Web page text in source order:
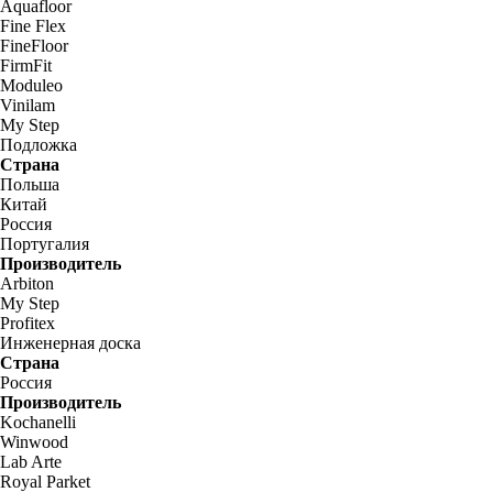
Aquafloor
Fine Flex
FineFloor
FirmFit
Moduleo
Vinilam
My Step
Подложка
Страна
Польша
Китай
Россия
Португалия
Производитель
Arbiton
My Step
Profitex
Инженерная доска
Страна
Россия
Производитель
Kochanelli
Winwood
Lab Arte
Royal Parket